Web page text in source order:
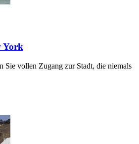
York
Sie vollen Zugang zur Stadt, die niemals